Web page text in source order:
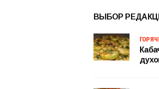
ВЫБОР